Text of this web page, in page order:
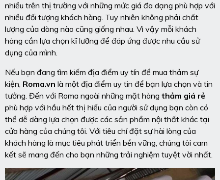
nhiều trên thị trường với những mức giá đa dạng phù hợp với
nhiều đối tượng khách hàng. Tuy nhiên không phải chất
lượng của dòng nào cũng giống nhau. Vì vậy mỗi khách
hàng cần lựa chọn kĩ lưỡng để đáp ứng được nhu cầu sử
dụng của mình.
Nếu bạn đang tìm kiếm địa điểm uy tín để mua thảm sự
kiện, Roma.vn là một địa điểm uy tin để bạn lựa chọn và tin
tưởng. Đến với Roma ngoài những mặt hàng thảm giá rẻ
phù hợp với hầu hết thị hiếu của người sử dụng bạn còn có
thể dễ dàng lựa chọn được các sản phẩm nội thất khác tại
cửa hàng của chúng tôi. Với tiêu chí đặt sự hài lòng của
khách hàng là mục tiêu phát triển bền vững, chúng tôi cam
kết sẽ mang đến cho bạn những trải nghiệm tuyệt vời nhất.